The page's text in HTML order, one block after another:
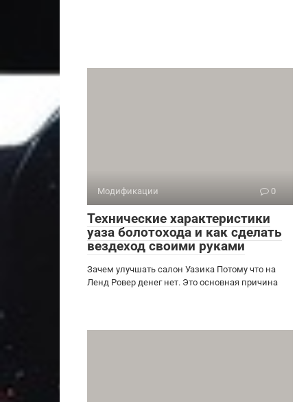
Модификации 0
Технические характеристики
уаза болотохода и как сделать
вездеход своими руками
Зачем улучшать салон Уазика Потому что на
Ленд Ровер денег нет. Это основная причина